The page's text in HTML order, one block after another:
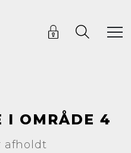
I OMRÅDE 4
afholdt